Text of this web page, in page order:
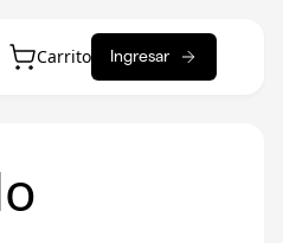
Carrito Ingresar